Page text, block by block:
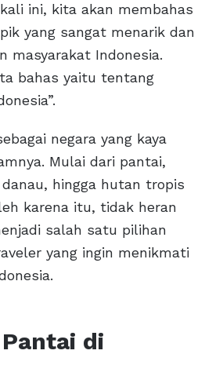
ini, kita akan membahas
yang sangat menarik dan
masyarakat Indonesia.
bahas yaitu tentang
negara yang kaya
Mulai dari pantai,
hingga hutan tropis
karena itu, tidak heran
salah satu pilihan
yang ingin menikmati
di